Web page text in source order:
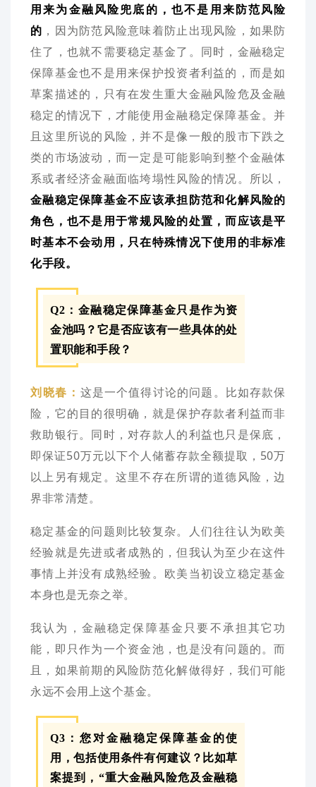
用来为金融风险兜底的，也不是用来防范风险
的 ，因为防范风险意味着防止出现风险，如果防
住了，也就不需要稳定基金了。同时，金融稳定
保障基金也不是用来保护投资者利益的，而是如
草案描述的，只有在发生重大金融风险危及金融
稳定的情况下，才能使用金融稳定保障基金。并
且这里所说的风险，并不是像一般的股市下跌之
类的市场波动，而一定是可能影响到整个金融体
系或者经济金融面临垮塌性风险的情况。所以，
金融稳定保障基金不应该承担防范和化解风险的
角色，也不是用于常规风险的处置，而应该是平
时基本不会动用，只在特殊情况下使用的非标准
化手段。
Q2：金融稳定保障基金只是作为资
金池吗？它是否应该有一些具体的处
置职能和手段？
刘晓春： 这是一个值得讨论的问题。比如存款保
险，它的目的很明确，就是保护存款者利益而非
救助银行。同时，对存款人的利益也只是保底，
即保证50万元以下个人储蓄存款全额提取，50万
以上另有规定。这里不存在所谓的道德风险，边
界非常清楚。
稳定基金的问题则比较复杂。人们往往认为欧美
经验就是先进或者成熟的，但我认为至少在这件
事情上并没有成熟经验。欧美当初设立稳定基金
本身也是无奈之举。
我认为，金融稳定保障基金只要不承担其它功
能，即只作为一个资金池，也是没有问题的。而
且，如果前期的风险防范化解做得好，我们可能
永远不会用上这个基金。
Q3：您对金融稳定保障基金的使
用，包括使用条件有何建议？比如草
案提到，“重大金融风险危及金融稳